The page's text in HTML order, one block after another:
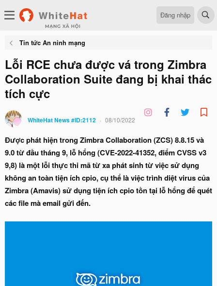
Đăng nhập
Tin tức An ninh mạng
Lỗi RCE chưa được vá trong Zimbra
Collaboration Suite đang bị khai thác
tích cực
WhiteHat News #ID:2112 08/10/2022
Được phát hiện trong Zimbra Collaboration (ZCS) 8.8.15 và
9.0 từ đầu tháng 9, lỗ hổng (CVE-2022-41352, điểm CVSS v3
9,8) là một lỗi thực thi mã từ xa phát sinh từ việc sử dụng
không an toàn tiện ích cpio, cụ thể là việc trình diệt virus của
Zimbra (Amavis) sử dụng tiện ích cpio tồn tại lỗ hổng để quét
các file mà email gửi đến.